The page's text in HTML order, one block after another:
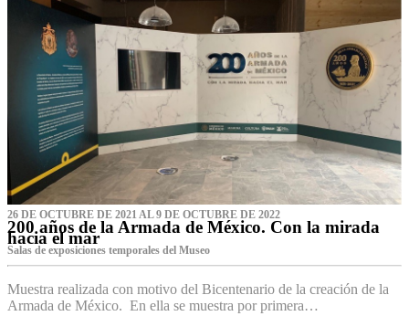
26 DE OCTUBRE DE 2021 AL 9 DE OCTUBRE DE 2022
200 años de la Armada de México. Con la mirada
hacia el mar
Salas de exposiciones temporales del Museo‌
Muestra realizada con motivo del Bicentenario de la creación de la
Armada de México. En ella se muestra por primera…